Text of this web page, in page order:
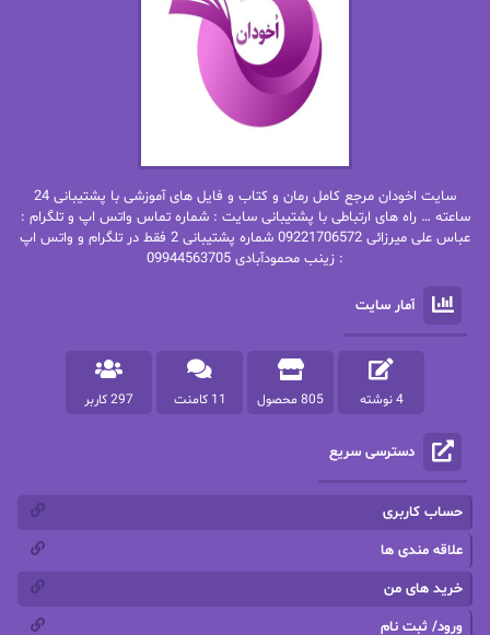
بهار سلطانی
بهاره شیرازی
بهاره.م
بیتا فرخی
پاتریشیا ویلسون پرتو فرهمند
پرستو اسحقی
پرستو مهاجر
پرهام رسولی
پروانه قدیمی پروانه محمدی
پریسا شکور(طوفان خاموش)
پنلوپه وارد
تاران
سایت اخودان مرجع کامل رمان و کتاب و فایل های آموزشی با پشتیبانی 24
ساعته … راه های ارتباطی با پشتیبانی سایت : شماره تماس واتس اپ و تلگرام :
عباس علی میرزائی 09221706572 شماره پشتیبانی 2 فقط در تلگرام و واتس اپ
: زینب محمودآبادی 09944563705
آمار سایت
4 نوشته 805 محصول 11 کامنت 297 کاربر
دسترسی سریع
حساب کاربری
علاقه مندی ها
خرید های من
ورود/ ثبت نام